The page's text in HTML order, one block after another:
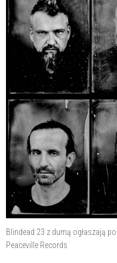
Blindead 23 z dumą ogłaszają
Peaceville Records